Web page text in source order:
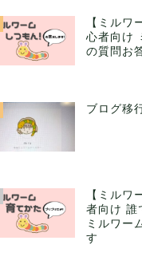
【ミルワ
心者向け
の質問お
ブログ移
【ミルワ
者向け 誰
ミルワー
す